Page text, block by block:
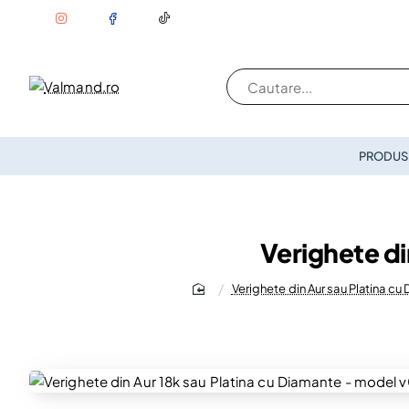
Cautare...
Verighete
Verighete din Aur sau Platina cu